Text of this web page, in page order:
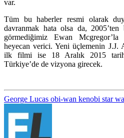
var.
Tüm bu haberler resmi olarak
davranmak hata olsa da,
görmediğimiz Ewan Mcgregor’la
heyecan verici. Yeni üçlemenin J.J.
ilk filmi ise 18 Aralık 2015
Türkiye’de de vizyona girecek.
George Lucas obi-wan kenobi star